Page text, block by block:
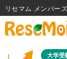
大学受
リセマム メンバーズ